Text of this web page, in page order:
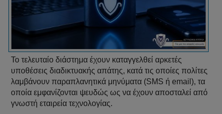
Το τελευταίο διάστημα έχουν καταγγελθεί αρκετές
υποθέσεις διαδικτυακής απάτης, κατά τις οποίες πολίτες
λαμβάνουν παραπλανητικά μηνύματα (SMS ή email), τα
οποία εμφανίζονται ψευδώς ως να έχουν αποσταλεί από
γνωστή εταιρεία τεχνολογίας.